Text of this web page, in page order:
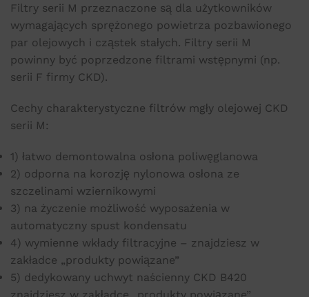
Filtry serii M przeznaczone są dla użytkowników
wymagających sprężonego powietrza pozbawionego
par olejowych i cząstek stałych. Filtry serii M
powinny być poprzedzone filtrami wstępnymi (np.
serii F firmy CKD).
Cechy charakterystyczne filtrów mgły olejowej CKD
serii M:
1) łatwo demontowalna osłona poliwęglanowa
2) odporna na korozję nylonowa osłona ze
szczelinami wziernikowymi
3) na życzenie możliwość wyposażenia w
automatyczny spust kondensatu
4) wymienne wkłady filtracyjne – znajdziesz w
zakładce „produkty powiązane”
5) dedykowany uchwyt naścienny CKD B420